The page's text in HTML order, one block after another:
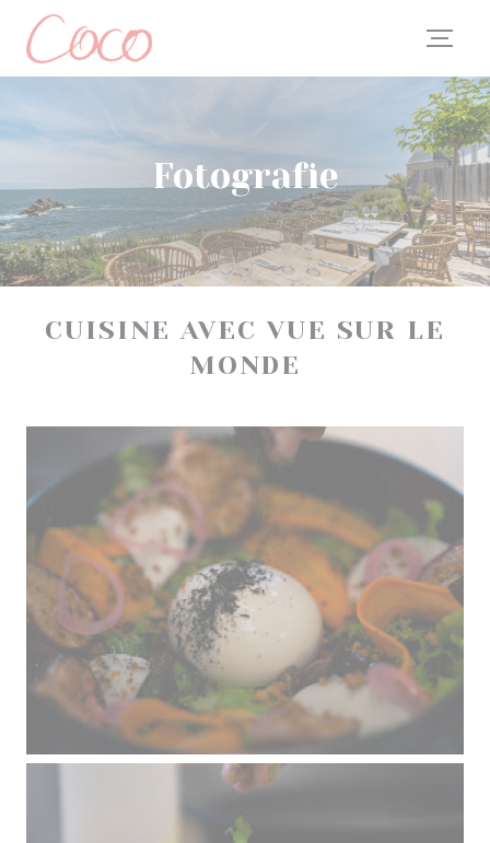
Panel pro správu cookies
Fotografie
CUISINE AVEC VUE SUR LE
MONDE